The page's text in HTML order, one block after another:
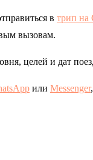
в трип на
вызовам.
целей и дат
или Messenger